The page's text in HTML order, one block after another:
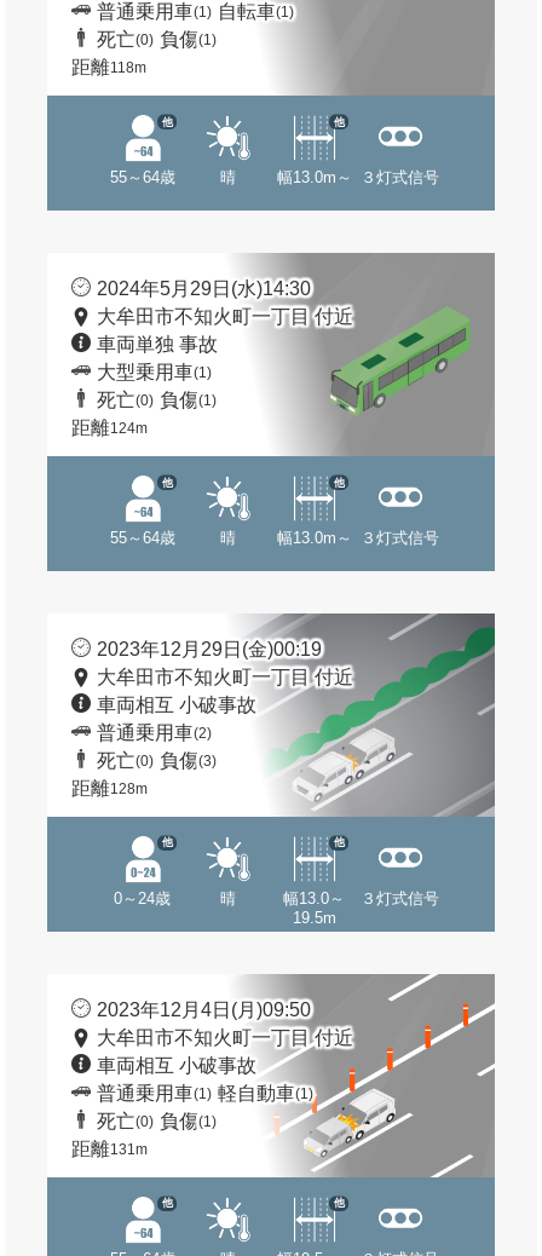
普通乗用車(1) 自転車(1)
死亡(0) 負傷(1)
距離118m
55～64歳
他
晴 幅13.0m～
他
３灯式信号
2024年5月29日(水)14:30
大牟田市不知火町一丁目 付近
車両単独 事故
大型乗用車(1)
死亡(0) 負傷(1)
距離124m
55～64歳
他
晴 幅13.0m～
他
３灯式信号
2023年12月29日(金)00:19
大牟田市不知火町一丁目 付近
車両相互 小破事故
普通乗用車(2)
死亡(0) 負傷(3)
距離128m
0～24歳
他
晴
幅13.0～
19.5m
他
３灯式信号
2023年12月4日(月)09:50
大牟田市不知火町一丁目 付近
車両相互 小破事故
普通乗用車(1) 軽自動車(1)
死亡(0) 負傷(1)
距離131m
他 他